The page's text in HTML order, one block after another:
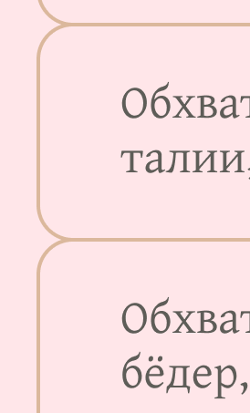
Мы в соц.сетях:
Таблица размеров
Обмен и возврат
ИП Серикова Людмила Александровна
Каталог
Sale
Создание сайта: grg.web